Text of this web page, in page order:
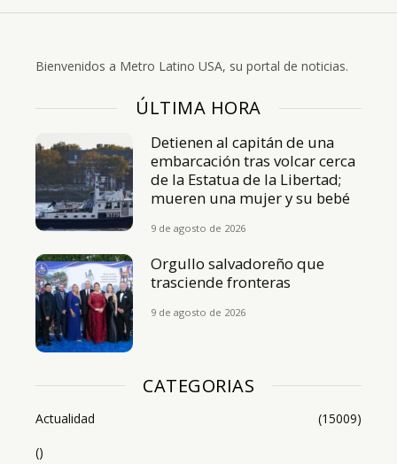
Bienvenidos a Metro Latino USA, su portal de noticias.
ÚLTIMA HORA
Detienen al capitán de una
embarcación tras volcar cerca
de la Estatua de la Libertad;
mueren una mujer y su bebé
9 de agosto de 2026
Orgullo salvadoreño que
trasciende fronteras
9 de agosto de 2026
CATEGORIAS
Actualidad
(15009)
()